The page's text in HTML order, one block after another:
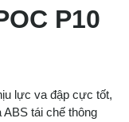
P10
lực va đập cực tốt,
tái chế thông